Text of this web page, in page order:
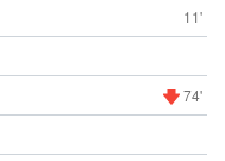
11'
74'